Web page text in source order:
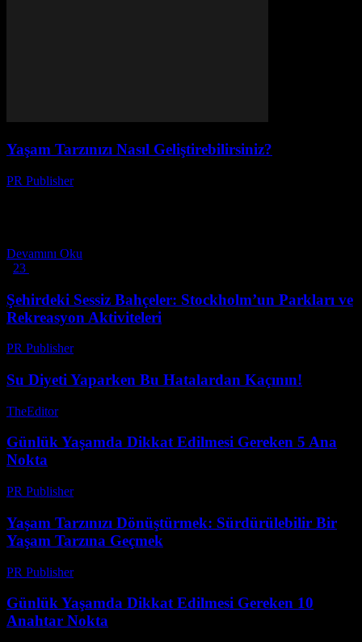
Yaşam Tarzınızı Nasıl Geliştirebilirsiniz?
PR Publisher-
Devamını Oku
23
Şehirdeki Sessiz Bahçeler: Stockholm’un Parkları ve
Rekreasyon Aktiviteleri
PR Publisher-
Su Diyeti Yaparken Bu Hatalardan Kaçının!
TheEditor-
Günlük Yaşamda Dikkat Edilmesi Gereken 5 Ana
Nokta
PR Publisher-
Yaşam Tarzınızı Dönüştürmek: Sürdürülebilir Bir
Yaşam Tarzına Geçmek
PR Publisher-
Günlük Yaşamda Dikkat Edilmesi Gereken 10
Anahtar Nokta